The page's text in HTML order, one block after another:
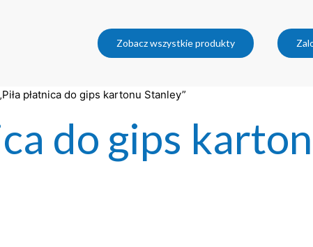
Zobacz wszystkie produkty
płatnica do gips kartonu Stanley”
do gips